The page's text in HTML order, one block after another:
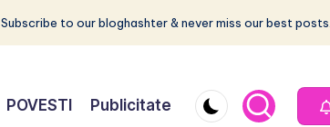
Subscribe to our bloghashter & never miss our best posts.
POVESTI Publicitate